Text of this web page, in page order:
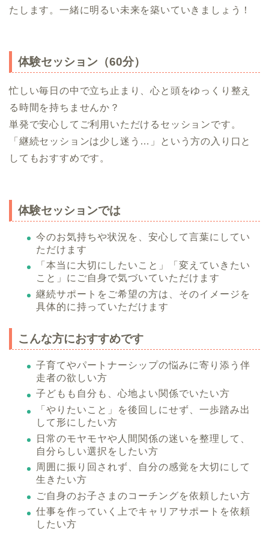
たします。一緒に明るい未来を築いていきましょう！
体験セッション（60分）
忙しい毎日の中で立ち止まり、心と頭をゆっくり整え
る時間を持ちませんか？
単発で安心してご利用いただけるセッションです。
「継続セッションは少し迷う…」という方の入り口と
してもおすすめです。
体験セッションでは
今のお気持ちや状況を、安心して言葉にしてい
ただけます
「本当に大切にしたいこと」「変えていきたい
こと」にご自身で気づいていただけます
継続サポートをご希望の方は、そのイメージを
具体的に持っていただけます
こんな方におすすめです
子育てやパートナーシップの悩みに寄り添う伴
走者の欲しい方
子どもも自分も、心地よい関係でいたい方
「やりたいこと」を後回しにせず、一歩踏み出
して形にしたい方
日常のモヤモヤや人間関係の迷いを整理して、
自分らしい選択をしたい方
周囲に振り回されず、自分の感覚を大切にして
生きたい方
ご自身のお子さまのコーチングを依頼したい方
仕事を作っていく上でキャリアサポートを依頼
したい方